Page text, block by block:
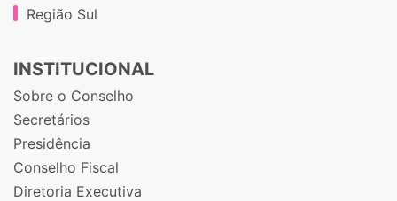
Região Sul
INSTITUCIONAL
Sobre o Conselho
Secretários
Presidência
Conselho Fiscal
Diretoria Executiva